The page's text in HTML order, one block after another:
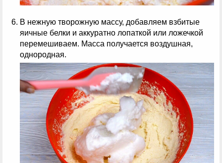
В нежную творожную массу, добавляем взбитые
яичные белки и аккуратно лопаткой или ложечкой
перемешиваем. Масса получается воздушная,
однородная.